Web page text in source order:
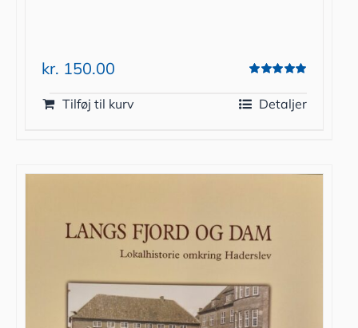
5.00
ud af 5
kr. 150.00
Tilføj til kurv Detaljer